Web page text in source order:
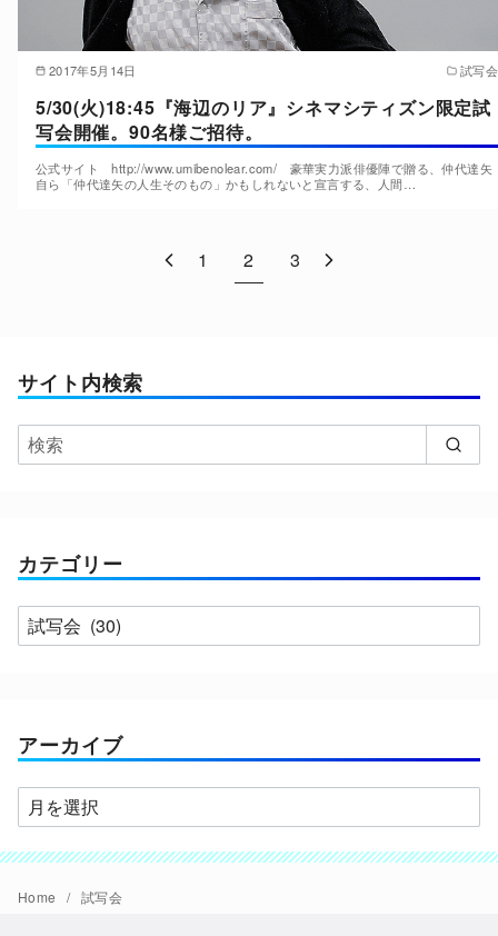
2017年5月14日 試写会
5/30(火)18:45『海辺のリア』シネマシティズン限定試
写会開催。90名様ご招待。
公式サイト http://www.umibenolear.com/ 豪華実力派俳優陣で贈る、仲代達矢
自ら「仲代達矢の人生そのもの」かもしれないと宣言する、人間…
1 2 3
サイト内検索
カテゴリー
カ
テ
ー
アーカイブ
ア
ー
カ
イ
Home 試写会